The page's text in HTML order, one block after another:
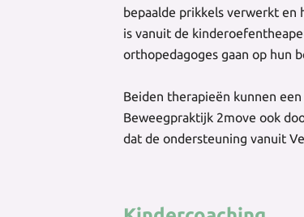
bepaalde prikkels verwerkt en
is vanuit de
orthopedagoges gaan op hun
Beiden therapieën kunnen
Beweegpraktijk 2move ook
dat de ondersteuning vanuit